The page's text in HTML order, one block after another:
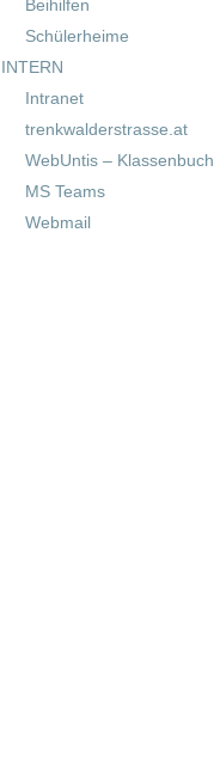
Beihilfen
Schülerheime
INTERN
Intranet
trenkwalderstrasse.at
WebUntis – Klassenbuch
MS Teams
Webmail